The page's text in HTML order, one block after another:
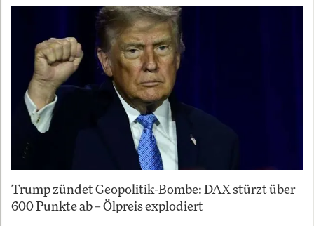
Trump zündet Geopolitik-Bombe: DAX stürzt über
600 Punkte ab – Ölpreis explodiert